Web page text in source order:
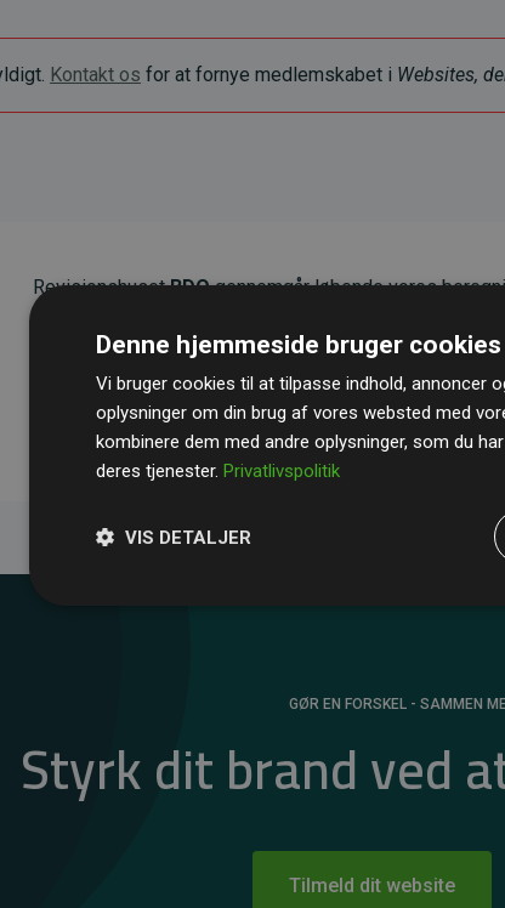
Kontakt os for at fornye medlemskabet i Websites,
RevisionshusetBDOgennemgår løbende vores
gennemsnit kompenserer for
200% af
CO₂-udledninger .
GØR EN FORSKEL - SAMMEN
Styrk dit brand ved
Tilmeld dit website
Denne hjemmeside bruger cookies
Vi bruger cookies til at tilpasse indhold, annoncer
oplysninger om din brug af vores websted med
kombinere dem med andre oplysninger, som du
deres tjenester. Privatlivspolitik
VIS DETALJER